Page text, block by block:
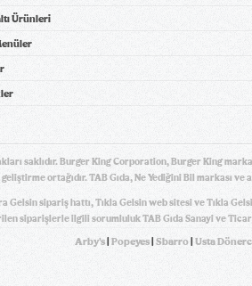
Ürünleri
saklıdır. Burger King Corporation, Burger King
ortağıdır. TAB Gıda, Ne Yediğini Bil markası
Gelsin sipariş hattı, Tıkla Gelsin web sitesi ve Tıkla
siparişlerle ilgili sorumluluk TAB Gıda Sanayi ve
Arby's| Popeyes| Sbarro| Usta